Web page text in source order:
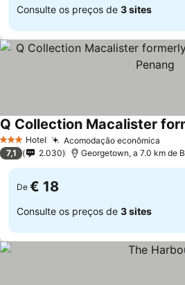
Consulte os preços de 3 sites
3 EstrelasHotel Acomodação econômica
7,1 2.030 Georgetown, a 7.0 km de
De € 18
Consulte os preços de 3 sites